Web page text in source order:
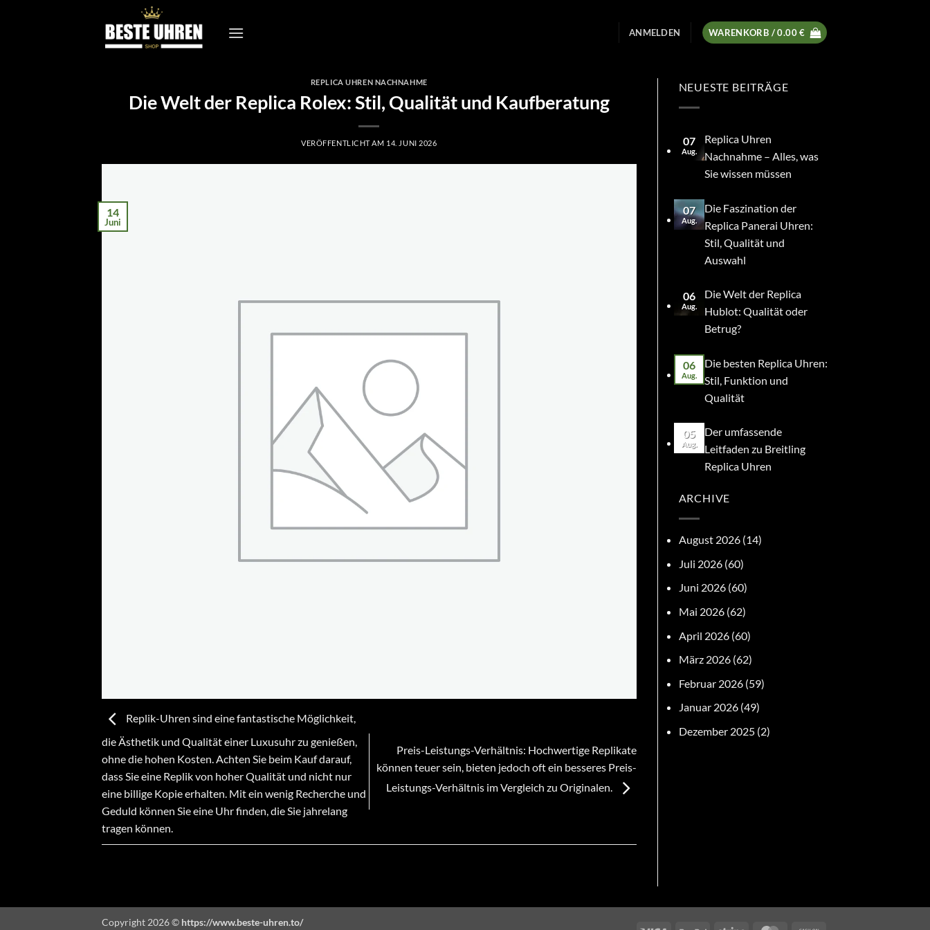
ANMELDEN WARENKORB /0.00€
REPLICA UHREN NACHNAHME
Die Welt der Replica Rolex: Stil, Qualität und Kaufberatung
VERÖFFENTLICHT AM 14. JUNI 2026
14
Juni
Replik-Uhren sind eine fantastische Möglichkeit,
die Ästhetik und Qualität einer Luxusuhr zu genießen,
ohne die hohen Kosten. Achten Sie beim Kauf darauf,
dass Sie eine Replik von hoher Qualität und nicht nur
eine billige Kopie erhalten. Mit ein wenig Recherche und
Geduld können Sie eine Uhr finden, die Sie jahrelang
tragen können.
Preis-Leistungs-Verhältnis: Hochwertige Replikate
können teuer sein, bieten jedoch oft ein besseres Preis-
Leistungs-Verhältnis im Vergleich zu Originalen.
NEUESTE BEITRÄGE
07
Aug.
Replica Uhren
Nachnahme – Alles, was
Sie wissen müssen
07
Aug.
Die Faszination der
Replica Panerai Uhren:
Stil, Qualität und
Auswahl
06
Aug.
Die Welt der Replica
Hublot: Qualität oder
Betrug?
06
Aug.
Die besten Replica Uhren:
Stil, Funktion und
Qualität
05
Aug.
Der umfassende
Leitfaden zu Breitling
Replica Uhren
ARCHIVE
August 2026(14)
Juli 2026(60)
Juni 2026(60)
Mai 2026(62)
April 2026(60)
März 2026(62)
Februar 2026(59)
Januar 2026(49)
Dezember 2025(2)
Copyright 2026 © https://www.beste-uhren.to/